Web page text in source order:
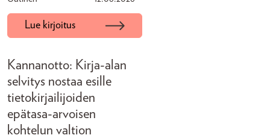
Lue kirjoitus
Kannanotto: Kirja-alan
selvitys nostaa esille
tietokirjailijoiden
epätasa-arvoisen
kohtelun valtion